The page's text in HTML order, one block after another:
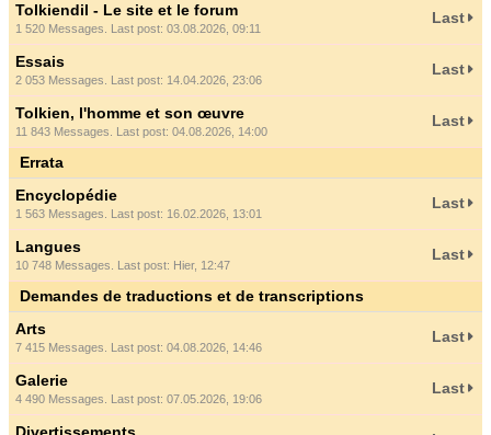
Tolkiendil - Le site et le forum
1 520 Messages. Last post: 03.08.2026, 09:11
Last
Essais
2 053 Messages. Last post: 14.04.2026, 23:06
Last
Tolkien, l'homme et son œuvre
11 843 Messages. Last post: 04.08.2026, 14:00
Last
Errata
Encyclopédie
1 563 Messages. Last post: 16.02.2026, 13:01
Last
Langues
10 748 Messages. Last post: Hier, 12:47
Last
Demandes de traductions et de transcriptions
Arts
7 415 Messages. Last post: 04.08.2026, 14:46
Last
Galerie
4 490 Messages. Last post: 07.05.2026, 19:06
Last